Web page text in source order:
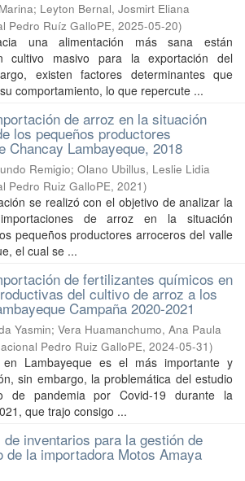
; Leyton Bernal, Josmirt Eliana
Pedro Ruíz GalloPE, 2025-05-20)
una alimentación más sana están
cultivo masivo para la exportación del
existen factores determinantes que
comportamiento, lo que repercute ...
de arroz en la situación
los pequeños productores
Chancay Lambayeque, 2018
Remigio; Olano Ubillus, Leslie Lidia
Pedro Ruiz GalloPE, 2021)
se realizó con el objetivo de analizar la
de arroz en la situación
pequeños productores arroceros del valle
el cual se ...
de fertilizantes químicos en
del cultivo de arroz a los
Campaña 2020-2021
Yasmin; Vera Huamanchumo, Ana Paula
Pedro Ruiz GalloPE, 2024-05-31)
Lambayeque es el más importante y
sin embargo, la problemática del estudio
de pandemia por Covid-19 durante la
que trajo consigo ...
inventarios para la gestión de
de la importadora Motos Amaya